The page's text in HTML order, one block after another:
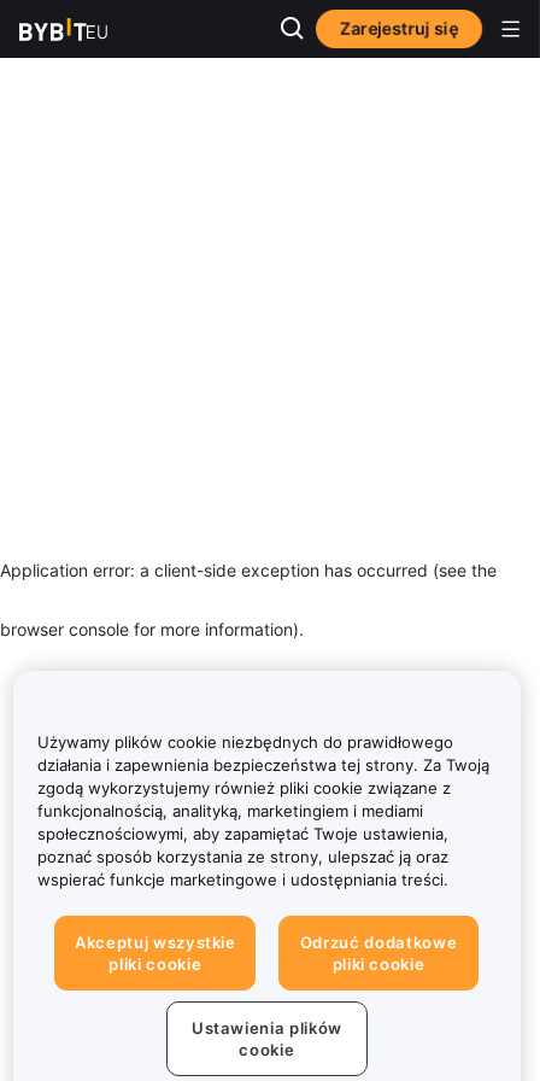
Zarejestruj się
Application error: a client-side exception has occurred (see the
browser console for more information).
Używamy plików cookie niezbędnych do prawidłowego
działania i zapewnienia bezpieczeństwa tej strony. Za Twoją
zgodą wykorzystujemy również pliki cookie związane z
funkcjonalnością, analityką, marketingiem i mediami
społecznościowymi, aby zapamiętać Twoje ustawienia,
poznać sposób korzystania ze strony, ulepszać ją oraz
wspierać funkcje marketingowe i udostępniania treści.
Akceptuj wszystkie
pliki cookie
Odrzuć dodatkowe
pliki cookie
Ustawienia plików
cookie